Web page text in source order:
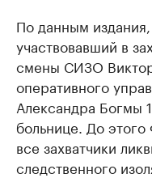
По данным
участвовавший в
смены СИЗО
оперативного
Александра Богмы
больнице. До
все захватчики
следственного